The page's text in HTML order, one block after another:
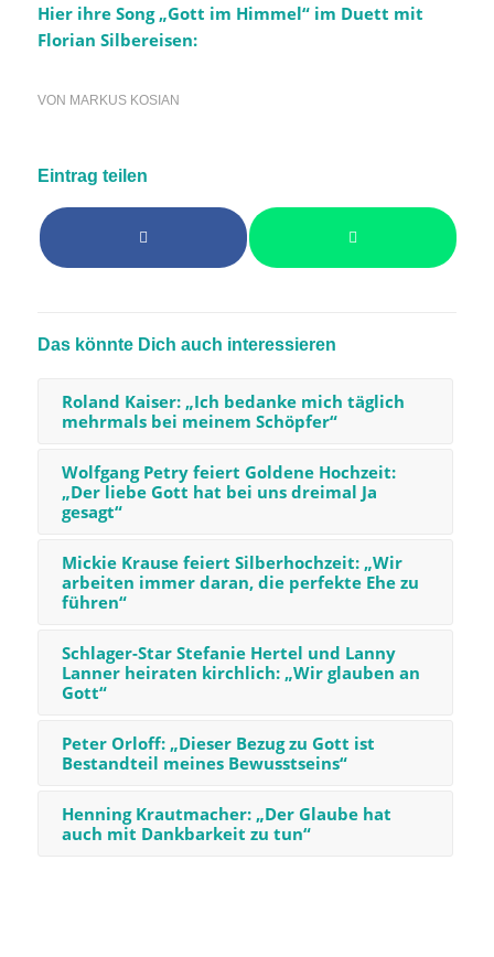
Hier ihre Song „Gott im Himmel“ im Duett mit
Florian Silbereisen:
VON MARKUS KOSIAN
Eintrag teilen
Das könnte Dich auch interessieren
Roland Kaiser: „Ich bedanke mich täglich
mehrmals bei meinem Schöpfer“
Wolfgang Petry feiert Goldene Hochzeit:
„Der liebe Gott hat bei uns dreimal Ja
gesagt“
Mickie Krause feiert Silberhochzeit: „Wir
arbeiten immer daran, die perfekte Ehe zu
führen“
Schlager-Star Stefanie Hertel und Lanny
Lanner heiraten kirchlich: „Wir glauben an
Gott“
Peter Orloff: „Dieser Bezug zu Gott ist
Bestandteil meines Bewusstseins“
Henning Krautmacher: „Der Glaube hat
auch mit Dankbarkeit zu tun“